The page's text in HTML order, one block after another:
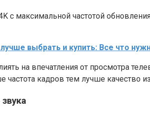
с максимальной частотой
выбрать и купить: Все что
на впечатления от просмотра
кадров тем лучше качество